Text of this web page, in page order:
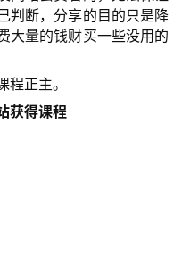
判断，分享的目的只是降
大量的钱财买一些没用的
正主。
获得课程